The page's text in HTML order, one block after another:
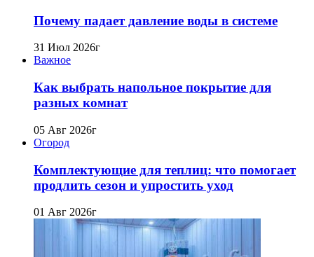
Почему падает давление воды в системе
31 Июл 2026г
Важное
Как выбрать напольное покрытие для
разных комнат
05 Авг 2026г
Огород
Комплектующие для теплиц: что помогает
продлить сезон и упростить уход
01 Авг 2026г